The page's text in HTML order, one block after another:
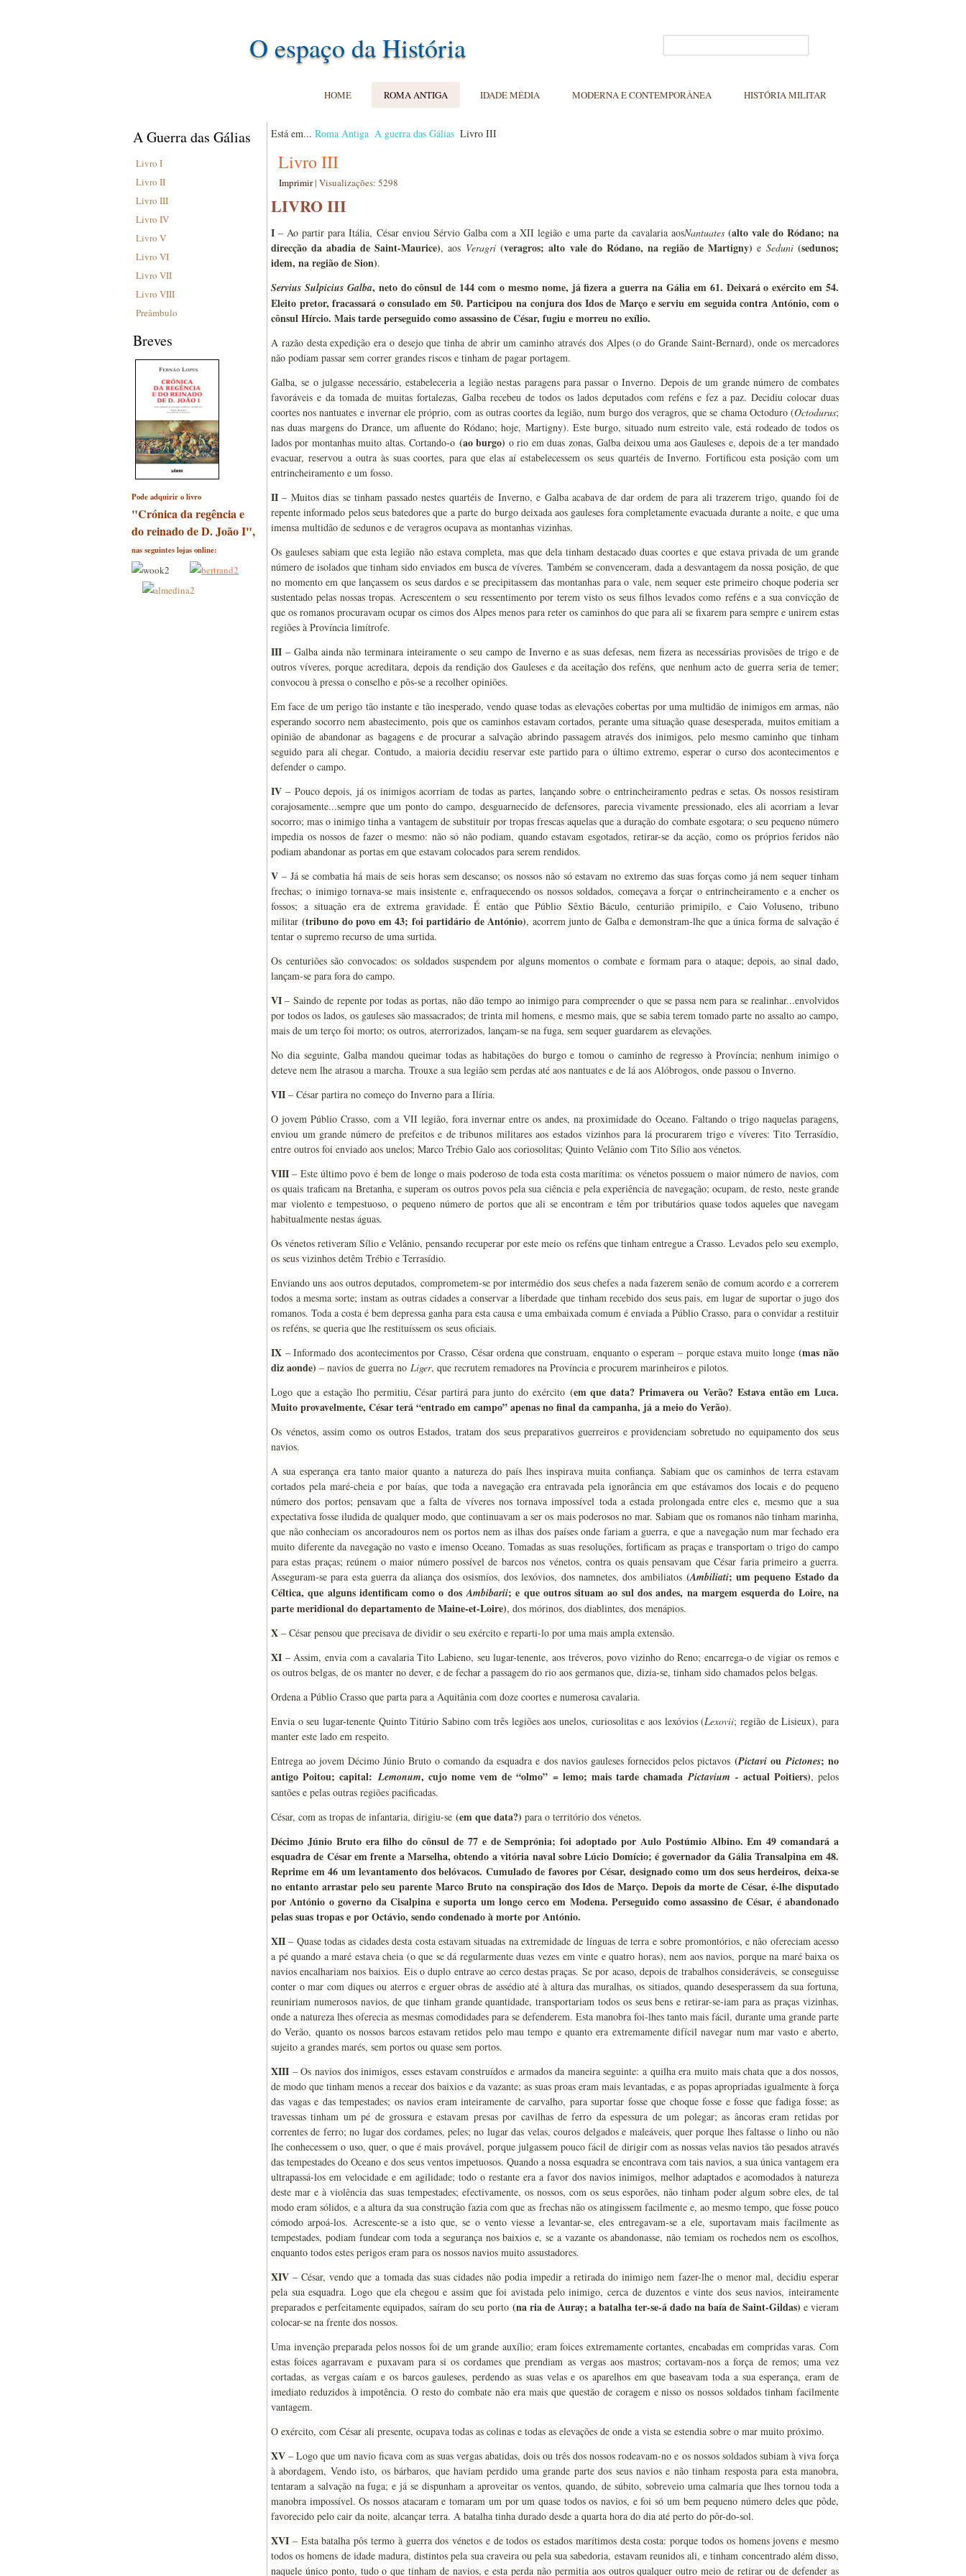
O espaço da História
HOME ROMA ANTIGA IDADE MÉDIA MODERNA E CONTEMPORÂNEA HISTÓRIA MILITAR
A Guerra das Gálias
Livro I
Livro II
Livro III
Livro IV
Livro V
Livro VI
Livro VII
Livro VIII
Preâmbulo
Breves
Pode adquirir o livro
"Crónica da regência e
do reinado de D. João I",
nas seguintes lojas online:
Está em... Roma Antiga A guerra das Gálias Livro III
Livro III
Imprimir| Visualizações: 5298
LIVRO III
I– Ao partir para Itália, César enviou Sérvio Galba com a XII legião e uma parte da cavalaria aosNantuates (alto vale do Ródano; na
direcção da abadia de Saint-Maurice), aos Veragri (veragros; alto vale do Ródano, na região de Martigny) e Seduni(sedunos;
idem, na região de Sion).
Servius Sulpicius Galba, neto do cônsul de 144 com o mesmo nome, já fizera a guerra na Gália em 61. Deixará o exército em 54.
Eleito pretor, fracassará o consulado em 50. Participou na conjura dos Idos de Março e serviu em seguida contra António, com o
cônsul Hírcio. Mais tarde perseguido como assassino de César, fugiu e morreu no exílio.
A razão desta expedição era o desejo que tinha de abrir um caminho através dos Alpes (o do Grande Saint-Bernard), onde os mercadores
não podiam passar sem correr grandes riscos e tinham de pagar portagem.
Galba, se o julgasse necessário, estabeleceria a legião nestas paragens para passar o Inverno. Depois de um grande número de combates
favoráveis e da tomada de muitas fortalezas, Galba recebeu de todos os lados deputados com reféns e fez a paz. Decidiu colocar duas
coortes nos nantuates e invernar ele próprio, com as outras coortes da legião, num burgo dos veragros, que se chama Octoduro (Octodurus;
nas duas margens do Drance, um afluente do Ródano; hoje, Martigny). Este burgo, situado num estreito vale, está rodeado de todos os
lados por montanhas muito altas. Cortando-o (ao burgo) o rio em duas zonas, Galba deixou uma aos Gauleses e, depois de a ter mandado
evacuar, reservou a outra às suas coortes, para que elas aí estabelecessem os seus quartéis de Inverno. Fortificou esta posição com um
entrincheiramento e um fosso.
II – Muitos dias se tinham passado nestes quartéis de Inverno, e Galba acabava de dar ordem de para ali trazerem trigo, quando foi de
repente informado pelos seus batedores que a parte do burgo deixada aos gauleses fora completamente evacuada durante a noite, e que uma
imensa multidão de sedunos e de veragros ocupava as montanhas vizinhas.
Os gauleses sabiam que esta legião não estava completa, mas que dela tinham destacado duas coortes e que estava privada de um grande
número de isolados que tinham sido enviados em busca de víveres. Também se convenceram, dada a desvantagem da nossa posição, de que
no momento em que lançassem os seus dardos e se precipitassem das montanhas para o vale, nem sequer este primeiro choque poderia ser
sustentado pelas nossas tropas. Acrescentem o seu ressentimento por terem visto os seus filhos levados como reféns e a sua convicção de
que os romanos procuravam ocupar os cimos dos Alpes menos para reter os caminhos do que para ali se fixarem para sempre e unirem estas
regiões à Província limítrofe.
III – Galba ainda não terminara inteiramente o seu campo de Inverno e as suas defesas, nem fizera as necessárias provisões de trigo e de
outros víveres, porque acreditara, depois da rendição dos Gauleses e da aceitação dos reféns, que nenhum acto de guerra seria de temer;
convocou à pressa o conselho e pôs-se a recolher opiniões.
Em face de um perigo tão instante e tão inesperado, vendo quase todas as elevações cobertas por uma multidão de inimigos em armas, não
esperando socorro nem abastecimento, pois que os caminhos estavam cortados, perante uma situação quase desesperada, muitos emitiam a
opinião de abandonar as bagagens e de procurar a salvação abrindo passagem através dos inimigos, pelo mesmo caminho que tinham
seguido para ali chegar. Contudo, a maioria decidiu reservar este partido para o último extremo, esperar o curso dos acontecimentos e
defender o campo.
IV – Pouco depois, já os inimigos acorriam de todas as partes, lançando sobre o entrincheiramento pedras e setas. Os nossos resistiram
corajosamente...sempre que um ponto do campo, desguarnecido de defensores, parecia vivamente pressionado, eles ali acorriam a levar
socorro; mas o inimigo tinha a vantagem de substituir por tropas frescas aquelas que a duração do combate esgotara; o seu pequeno número
impedia os nossos de fazer o mesmo: não só não podiam, quando estavam esgotados, retirar-se da acção, como os próprios feridos não
podiam abandonar as portas em que estavam colocados para serem rendidos.
V – Já se combatia há mais de seis horas sem descanso; os nossos não só estavam no extremo das suas forças como já nem sequer tinham
frechas; o inimigo tornava-se mais insistente e, enfraquecendo os nossos soldados, começava a forçar o entrincheiramento e a encher os
fossos; a situação era de extrema gravidade. É então que Públio Sêxtio Báculo, centurião primipilo, e Caio Voluseno, tribuno
militar(tribuno do povo em 43; foi partidário de António), acorrem junto de Galba e demonstram-lhe que a única forma de salvação é
tentar o supremo recurso de uma surtida.
Os centuriões são convocados: os soldados suspendem por alguns momentos o combate e formam para o ataque; depois, ao sinal dado,
lançam-se para fora do campo.
VI – Saindo de repente por todas as portas, não dão tempo ao inimigo para compreender o que se passa nem para se realinhar...envolvidos
por todos os lados, os gauleses são massacrados; de trinta mil homens, e mesmo mais, que se sabia terem tomado parte no assalto ao campo,
mais de um terço foi morto; os outros, aterrorizados, lançam-se na fuga, sem sequer guardarem as elevações.
No dia seguinte, Galba mandou queimar todas as habitações do burgo e tomou o caminho de regresso à Província; nenhum inimigo o
deteve nem lhe atrasou a marcha. Trouxe a sua legião sem perdas até aos nantuates e de lá aos Alóbrogos, onde passou o Inverno.
VII – César partira no começo do Inverno para a Ilíria.
O jovem Públio Crasso, com a VII legião, fora invernar entre os andes, na proximidade do Oceano. Faltando o trigo naquelas paragens,
enviou um grande número de prefeitos e de tribunos militares aos estados vizinhos para lá procurarem trigo e víveres: Tito Terrasídio,
entre outros foi enviado aos unelos; Marco Trébio Galo aos coriosolitas; Quinto Velânio com Tito Sílio aos vénetos.
VIII – Este último povo é bem de longe o mais poderoso de toda esta costa marítima: os vénetos possuem o maior número de navios, com
os quais traficam na Bretanha, e superam os outros povos pela sua ciência e pela experiência de navegação; ocupam, de resto, neste grande
mar violento e tempestuoso, o pequeno número de portos que ali se encontram e têm por tributários quase todos aqueles que navegam
habitualmente nestas águas.
Os vénetos retiveram Sílio e Velânio, pensando recuperar por este meio os reféns que tinham entregue a Crasso. Levados pelo seu exemplo,
os seus vizinhos detêm Trébio e Terrasídio.
Enviando uns aos outros deputados, comprometem-se por intermédio dos seus chefes a nada fazerem senão de comum acordo e a correrem
todos a mesma sorte; instam as outras cidades a conservar a liberdade que tinham recebido dos seus pais, em lugar de suportar o jugo dos
romanos. Toda a costa é bem depressa ganha para esta causa e uma embaixada comum é enviada a Públio Crasso, para o convidar a restituir
os reféns, se queria que lhe restituíssem os seus oficiais.
IX – Informado dos acontecimentos por Crasso, César ordena que construam, enquanto o esperam – porque estava muito longe(mas não
diz aonde) – navios de guerra no Liger, que recrutem remadores na Província e procurem marinheiros e pilotos.
Logo que a estação lho permitiu, César partirá para junto do exército (em que data? Primavera ou Verão? Estava então em Luca.
Muito provavelmente, César terá “entrado em campo” apenas no final da campanha, já a meio do Verão).
Os vénetos, assim como os outros Estados, tratam dos seus preparativos guerreiros e providenciam sobretudo no equipamento dos seus
navios.
A sua esperança era tanto maior quanto a natureza do país lhes inspirava muita confiança. Sabiam que os caminhos de terra estavam
cortados pela maré-cheia e por baías, que toda a navegação era entravada pela ignorância em que estávamos dos locais e do pequeno
número dos portos; pensavam que a falta de víveres nos tornava impossível toda a estada prolongada entre eles e, mesmo que a sua
expectativa fosse iludida de qualquer modo, que continuavam a ser os mais poderosos no mar. Sabiam que os romanos não tinham marinha,
que não conheciam os ancoradouros nem os portos nem as ilhas dos países onde fariam a guerra, e que a navegação num mar fechado era
muito diferente da navegação no vasto e imenso Oceano. Tomadas as suas resoluções, fortificam as praças e transportam o trigo do campo
para estas praças; reúnem o maior número possível de barcos nos vénetos, contra os quais pensavam que César faria primeiro a guerra.
Asseguram-se para esta guerra da aliança dos osismíos, dos lexóvios, dos namnetes, dos ambiliatos (Ambiliati; um pequeno Estado da
Céltica, que alguns identificam como o dosAmbibarii; e que outros situam ao sul dos andes, na margem esquerda do Loire, na
parte meridional do departamento de Maine-et-Loire), dos mórinos, dos diablintes, dos menápios.
X – César pensou que precisava de dividir o seu exército e reparti-lo por uma mais ampla extensão.
XI – Assim, envia com a cavalaria Tito Labieno, seu lugar-tenente, aos tréveros, povo vizinho do Reno; encarrega-o de vigiar os remos e
os outros belgas, de os manter no dever, e de fechar a passagem do rio aos germanos que, dizia-se, tinham sido chamados pelos belgas.
Ordena a Públio Crasso que parta para a Aquitânia com doze coortes e numerosa cavalaria.
Envia o seu lugar-tenente Quinto Titúrio Sabino com três legiões aos unelos, curiosolitas e aos lexóvios (Lexovii; região de Lisieux), para
manter este lado em respeito.
Entrega ao jovem Décimo Júnio Bruto o comando da esquadra e dos navios gauleses fornecidos pelos pictavos (PictaviouPictones; no
antigo Poitou; capital:Lemonum, cujo nome vem de “olmo” = lemo; mais tarde chamadaPictavium - actual Poitiers), pelos
santões e pelas outras regiões pacificadas.
César, com as tropas de infantaria, dirigiu-se (em que data?) para o território dos vénetos.
Décimo Júnio Bruto era filho do cônsul de 77 e de Semprónia; foi adoptado por Aulo Postúmio Albino. Em 49 comandará a
esquadra de César em frente a Marselha, obtendo a vitória naval sobre Lúcio Domício; é governador da Gália Transalpina em 48.
Reprime em 46 um levantamento dos belóvacos. Cumulado de favores por César, designado como um dos seus herdeiros, deixa-se
no entanto arrastar pelo seu parente Marco Bruto na conspiração dos Idos de Março. Depois da morte de César, é-lhe disputado
por António o governo da Cisalpina e suporta um longo cerco em Modena. Perseguido como assassino de César, é abandonado
pelas suas tropas e por Octávio, sendo condenado à morte por António.
XII – Quase todas as cidades desta costa estavam situadas na extremidade de línguas de terra e sobre promontórios, e não ofereciam acesso
a pé quando a maré estava cheia (o que se dá regularmente duas vezes em vinte e quatro horas), nem aos navios, porque na maré baixa os
navios encalhariam nos baixios. Eis o duplo entrave ao cerco destas praças. Se por acaso, depois de trabalhos consideráveis, se conseguisse
conter o mar com diques ou aterros e erguer obras de assédio até à altura das muralhas, os sitiados, quando desesperassem da sua fortuna,
reuniriam numerosos navios, de que tinham grande quantidade, transportariam todos os seus bens e retirar-se-iam para as praças vizinhas,
onde a natureza lhes oferecia as mesmas comodidades para se defenderem. Esta manobra foi-lhes tanto mais fácil, durante uma grande parte
do Verão, quanto os nossos barcos estavam retidos pelo mau tempo e quanto era extremamente difícil navegar num mar vasto e aberto,
sujeito a grandes marés, sem portos ou quase sem portos.
XIII – Os navios dos inimigos, esses estavam construídos e armados da maneira seguinte: a quilha era muito mais chata que a dos nossos,
de modo que tinham menos a recear dos baixios e da vazante; as suas proas eram mais levantadas, e as popas apropriadas igualmente à força
das vagas e das tempestades; os navios eram inteiramente de carvalho, para suportar fosse que choque fosse e fosse que fadiga fosse; as
travessas tinham um pé de grossura e estavam presas por cavilhas de ferro da espessura de um polegar; as âncoras eram retidas por
correntes de ferro; no lugar dos cordames, peles; no lugar das velas, couros delgados e maleáveis, quer porque lhes faltasse o linho ou não
lhe conhecessem o uso, quer, o que é mais provável, porque julgassem pouco fácil de dirigir com as nossas velas navios tão pesados através
das tempestades do Oceano e dos seus ventos impetuosos. Quando a nossa esquadra se encontrava com tais navios, a sua única vantagem era
ultrapassá-los em velocidade e em agilidade; todo o restante era a favor dos navios inimigos, melhor adaptados e acomodados à natureza
deste mar e à violência das suas tempestades; efectivamente, os nossos, com os seus esporões, não tinham poder algum sobre eles, de tal
modo eram sólidos, e a altura da sua construção fazia com que as frechas não os atingissem facilmente e, ao mesmo tempo, que fosse pouco
cómodo arpoá-los. Acrescente-se a isto que, se o vento viesse a levantar-se, eles entregavam-se a ele, suportavam mais facilmente as
tempestades, podiam fundear com toda a segurança nos baixios e, se a vazante os abandonasse, não temiam os rochedos nem os escolhos,
enquanto todos estes perigos eram para os nossos navios muito assustadores.
XIV – César, vendo que a tomada das suas cidades não podia impedir a retirada do inimigo nem fazer-lhe o menor mal, decidiu esperar
pela sua esquadra. Logo que ela chegou e assim que foi avistada pelo inimigo, cerca de duzentos e vinte dos seus navios, inteiramente
preparados e perfeitamente equipados, saíram do seu porto (na ria de Auray; a batalha ter-se-á dado na baía de Saint-Gildas) e vieram
colocar-se na frente dos nossos.
Uma invenção preparada pelos nossos foi de um grande auxílio; eram foices extremamente cortantes, encabadas em compridas varas. Com
estas foices agarravam e puxavam para si os cordames que prendiam as vergas aos mastros; cortavam-nos a força de remos; uma vez
cortadas, as vergas caíam e os barcos gauleses, perdendo as suas velas e os aparelhos em que baseavam toda a sua esperança, eram de
imediato reduzidos à impotência. O resto do combate não era mais que questão de coragem e nisso os nossos soldados tinham facilmente
vantagem.
O exército, com César ali presente, ocupava todas as colinas e todas as elevações de onde a vista se estendia sobre o mar muito próximo.
XV – Logo que um navio ficava com as suas vergas abatidas, dois ou três dos nossos rodeavam-no e os nossos soldados subiam à viva força
à abordagem, Vendo isto, os bárbaros, que haviam perdido uma grande parte dos seus navios e não tinham resposta para esta manobra,
tentaram a salvação na fuga; e já se dispunham a aproveitar os ventos, quando, de súbito, sobreveio uma calmaria que lhes tornou toda a
manobra impossível. Os nossos atacaram e tomaram um por um quase todos os navios, e foi só um bem pequeno número deles que pôde,
favorecido pelo cair da noite, alcançar terra. A batalha tinha durado desde a quarta hora do dia até perto do pôr-do-sol.
XVI – Esta batalha pôs termo à guerra dos vénetos e de todos os estados marítimos desta costa: porque todos os homens jovens e mesmo
todos os homens de idade madura, distintos pela sua craveira ou pela sua sabedoria, estavam reunidos ali, e tinham concentrado além disso,
naquele único ponto, tudo o que tinham de navios, e esta perda não permitia aos outros qualquer outro meio de retirar ou de defender as